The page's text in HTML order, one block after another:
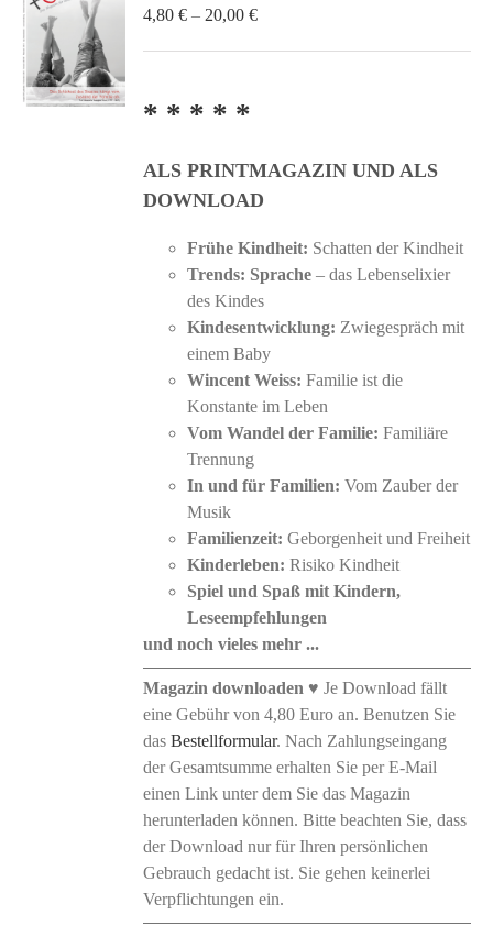
4,80€ – 20,00€Preisspanne:
* * * * *
ALS PRINTMAGAZIN UND ALS
DOWNLOAD
Frühe Kindheit: Schatten der Kindheit
Trends: Sprache – das Lebenselixier
des Kindes
Kindesentwicklung: Zwiegespräch mit
einem Baby
Wincent Weiss: Familie ist die
Konstante im Leben
Vom Wandel der Familie: Familiäre
Trennung
In und für Familien: Vom Zauber der
Musik
Familienzeit: Geborgenheit und Freiheit
Kinderleben: Risiko Kindheit
Spiel und Spaß mit Kindern,
Leseempfehlungen
und noch vieles mehr ...
Magazin downloaden ♥ Je Download fällt
eine Gebühr von 4,80 Euro an. Benutzen Sie
dasBestellformular. Nach Zahlungseingang
der Gesamtsumme erhalten Sie per E-Mail
einen Link unter dem Sie das Magazin
herunterladen können. Bitte beachten Sie, dass
der Download nur für Ihren persönlichen
Gebrauch gedacht ist. Sie gehen keinerlei
Verpflichtungen ein.